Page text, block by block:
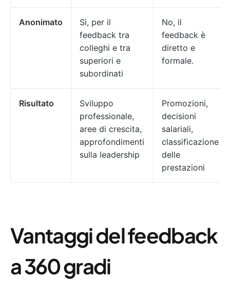
Anonimato
Sì, per il
feedback tra
colleghi e tra
superiori e
subordinati
No, il
feedback è
diretto e
formale.
Risultato
Sviluppo
professionale,
aree di crescita,
approfondimenti
sulla leadership
Promozioni,
decisioni
salariali,
classificazione
delle
prestazioni
Vantaggi del feedback
a 360 gradi